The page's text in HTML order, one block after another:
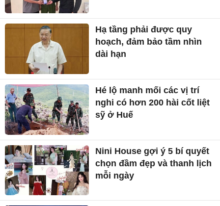
Hạ tầng phải được quy
hoạch, đảm bảo tầm nhìn
dài hạn
Hé lộ manh mối các vị trí
nghi có hơn 200 hài cốt liệt
sỹ ở Huế
Nini House gợi ý 5 bí quyết
chọn đầm đẹp và thanh lịch
mỗi ngày